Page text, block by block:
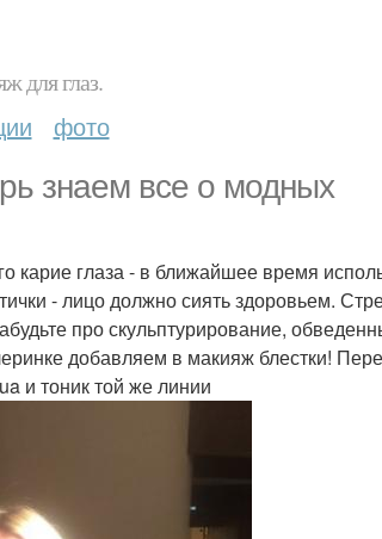
для глаз.
фото
знаем все о модных
карие глаза - в ближайшее время
- лицо должно сиять здоровьем.
про скульптурирование,
добавляем в макияж блестки!
и тоник той же линии